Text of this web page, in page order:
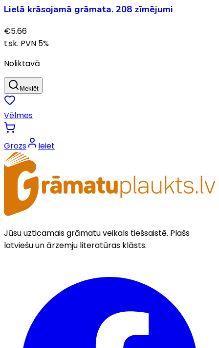
Lielā krāsojamā grāmata. 208 zīmējumi
€5.66
t.sk. PVN 5%
Noliktavā
Meklēt
Vēlmes
Grozs Ieiet
Jūsu uzticamais grāmatu veikals tiešsaistē. Plašs
latviešu un ārzemju literatūras klāsts.